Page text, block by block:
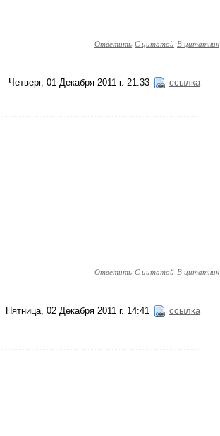
Ответить С цитатой В цитатник
Четверг, 01 Декабря 2011 г. 21:33 ссылка
Ответить С цитатой В цитатник
Пятница, 02 Декабря 2011 г. 14:41 ссылка